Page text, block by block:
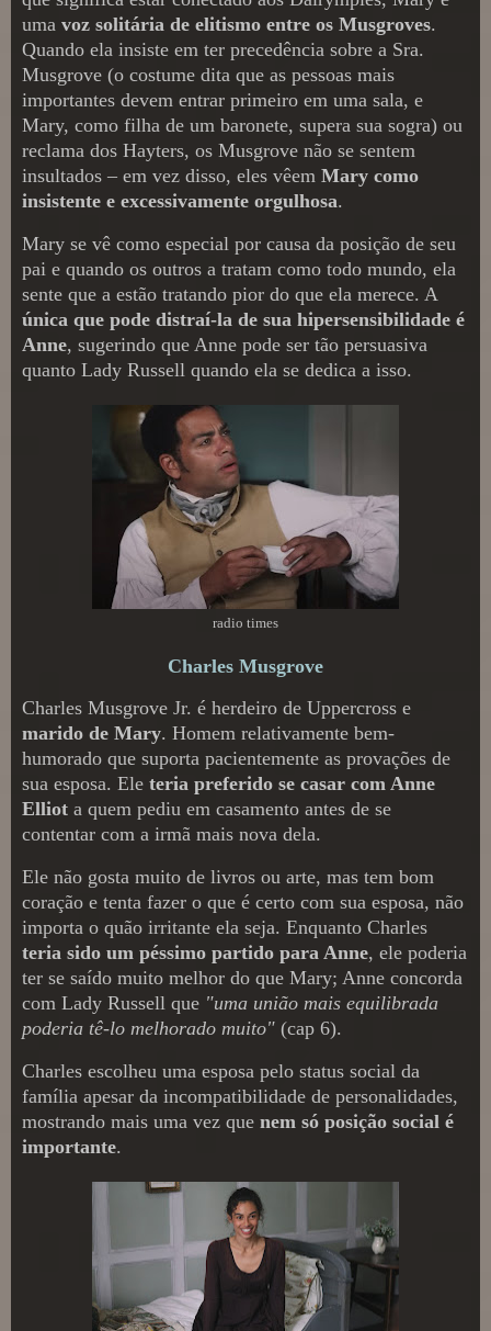
uma voz solitária de elitismo entre os Musgroves.
Quando ela insiste em ter precedência sobre a Sra.
Musgrove (o costume dita que as pessoas mais
importantes devem entrar primeiro em uma sala, e
Mary, como filha de um baronete, supera sua sogra) ou
reclama dos Hayters, os Musgrove não se sentem
insultados – em vez disso, eles vêem Mary como
insistente e excessivamente orgulhosa.
Mary se vê como especial por causa da posição de seu
pai e quando os outros a tratam como todo mundo, ela
sente que a estão tratando pior do que ela merece. A
única que pode distraí-la de sua hipersensibilidade é
Anne, sugerindo que Anne pode ser tão persuasiva
quanto Lady Russell quando ela se dedica a isso.
radio times
Charles Musgrove
Charles Musgrove Jr. é herdeiro de Uppercross e
marido de Mary. Homem relativamente bem-
humorado que suporta pacientemente as provações de
sua esposa. Ele teria preferido se casar com Anne
Elliot a quem pediu em casamento antes de se
contentar com a irmã mais nova dela.
Ele não gosta muito de livros ou arte, mas tem bom
coração e tenta fazer o que é certo com sua esposa, não
importa o quão irritante ela seja. Enquanto Charles
teria sido um péssimo partido para Anne, ele poderia
ter se saído muito melhor do que Mary; Anne concorda
com Lady Russell que "uma união mais equilibrada
poderia tê-lo melhorado muito" (cap 6).
Charles escolheu uma esposa pelo status social da
família apesar da incompatibilidade de personalidades,
mostrando mais uma vez que nem só posição social é
importante.